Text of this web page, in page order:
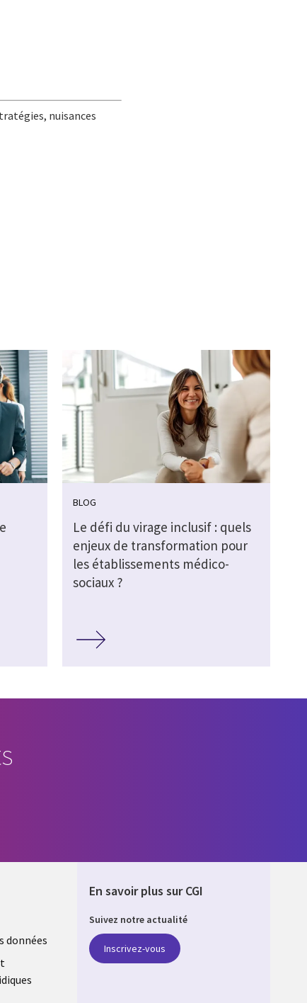
nuisances
BLOG
Le défi du virage inclusif : quels
enjeux de transformation pour
les établissements médico-
sociaux ?
données
En savoir plus sur CGI
Suivez notre actualité
Inscrivez-vous